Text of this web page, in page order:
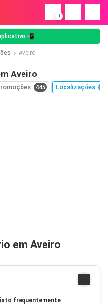
!
📲
Aveiro
Aveiro
445 Localizações
em Aveiro
frequentemente